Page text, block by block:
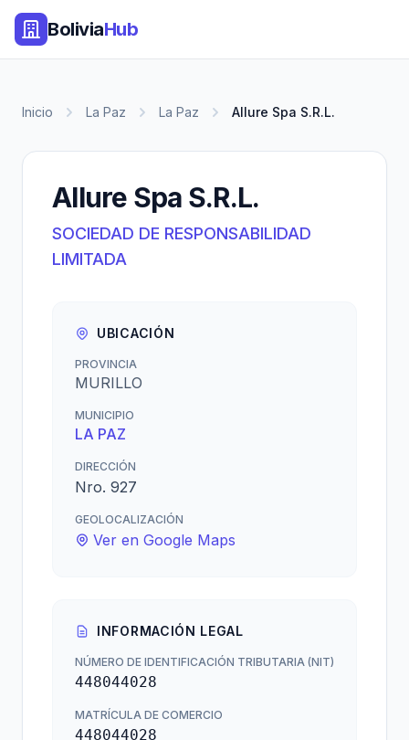
BoliviaHub
Inicio La Paz La Paz Allure Spa S.R.L.
Allure Spa S.R.L.
SOCIEDAD DE RESPONSABILIDAD
LIMITADA
UBICACIÓN
PROVINCIA
MURILLO
MUNICIPIO
LA PAZ
DIRECCIÓN
Nro. 927
GEOLOCALIZACIÓN
Ver en Google Maps
INFORMACIÓN LEGAL
NÚMERO DE IDENTIFICACIÓN TRIBUTARIA (NIT)
448044028
MATRÍCULA DE COMERCIO
448044028